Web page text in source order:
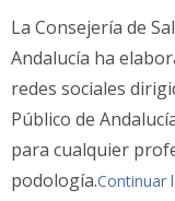
La Consejería de
Andalucía ha
redes sociales
Público de
para cualquier
podología.Continuar